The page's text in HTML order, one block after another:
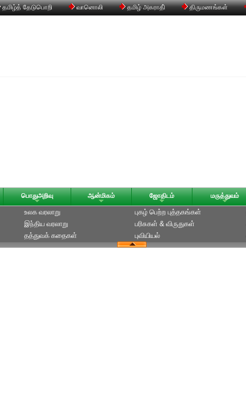
தமிழ்த் தேடுபொறி வானொலி தமிழ் அகராதி் திருமணங்கள்
பொதுஅறிவு ஆன்மிகம் ஜோதிடம் மருத்துவம்
உலக வரலாறு
இந்திய வரலாறு
தத்துவக் கதைகள்
புகழ் பெற்ற புத்தகங்கள்
பரிசுகள் & விருதுகள்
புவியியல்